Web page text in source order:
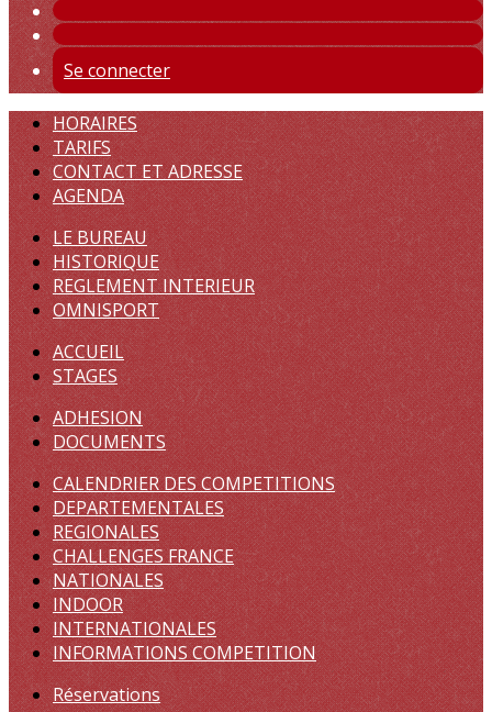
Se connecter
HORAIRES
TARIFS
CONTACT ET ADRESSE
AGENDA
LE BUREAU
HISTORIQUE
REGLEMENT INTERIEUR
OMNISPORT
ACCUEIL
STAGES
ADHESION
DOCUMENTS
CALENDRIER DES COMPETITIONS
DEPARTEMENTALES
REGIONALES
CHALLENGES FRANCE
NATIONALES
INDOOR
INTERNATIONALES
INFORMATIONS COMPETITION
Réservations